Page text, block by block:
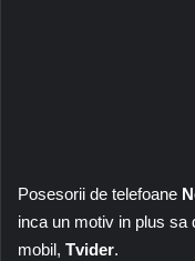
Posesorii de telefoane
inca un motiv in plus sa
mobil, Tvider.